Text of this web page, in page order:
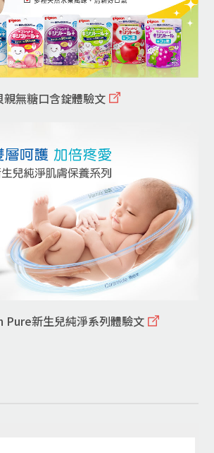
親無糖口含錠體驗文
Pure新生兒純淨系列體驗文